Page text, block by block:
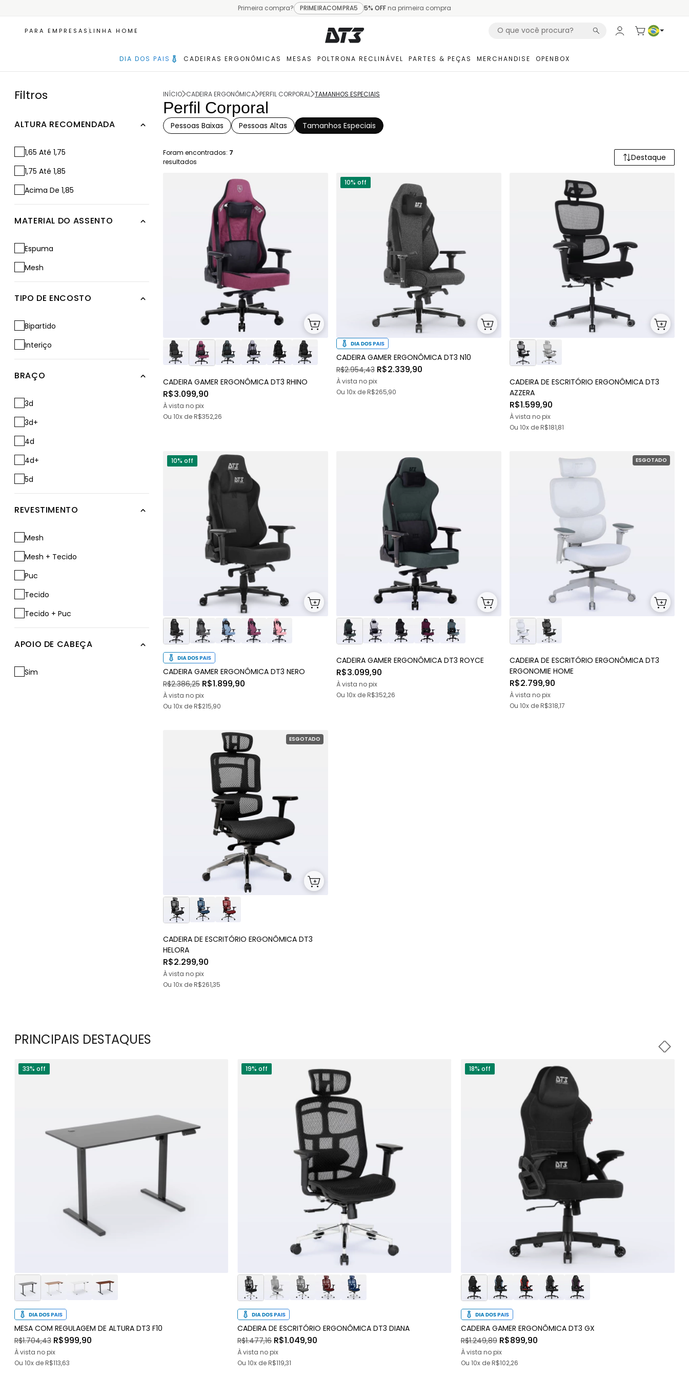
Primeira compra? PRIMEIRACOMPRA5 5% OFF na primeira compra
PARA EMPRESAS LINHA HOME
DIA DOS PAIS CADEIRAS ERGONÔMICAS MESAS POLTRONA RECLINÁVEL PARTES & PEÇAS MERCHANDISE OPENBOX
Filtros
ALTURA RECOMENDADA
1,65 Até 1,75
1,75 Até 1,85
Acima De 1,85
MATERIAL DO ASSENTO
Espuma
Mesh
TIPO DE ENCOSTO
Bipartido
Interiço
BRAÇO
3d
3d+
4d
4d+
5d
REVESTIMENTO
Mesh
Mesh + Tecido
Puc
Tecido
Tecido + Puc
APOIO DE CABEÇA
Sim
INÍCIO CADEIRA ERGONÔMICA PERFIL CORPORAL TAMANHOS ESPECIAIS
Perfil Corporal
Pessoas Baixas Pessoas Altas Tamanhos Especiais
Foram encontrados: 7
resultados
Ordenar
Destaque
CADEIRA GAMER ERGONÔMICA DT3 RHINO
R$3.099,90
À vista no pix
Ou 10x deR$352,26
CADEIRA GAMER ERGONÔMICA DT3 N10
R$2.954,43 R$2.339,90
10% off
À vista no pix
Ou 10x deR$265,90
CADEIRA DE ESCRITÓRIO ERGONÔMICA DT3
AZZERA
R$1.599,90
À vista no pix
Ou 10x deR$181,81
CADEIRA GAMER ERGONÔMICA DT3 NERO
R$2.386,25 R$1.899,90
10% off
À vista no pix
Ou 10x deR$215,90
CADEIRA GAMER ERGONÔMICA DT3 ROYCE
R$3.099,90
À vista no pix
Ou 10x deR$352,26
ESGOTADO
CADEIRA DE ESCRITÓRIO ERGONÔMICA DT3
ERGONOMIE HOME
R$2.799,90
À vista no pix
Ou 10x deR$318,17
ESGOTADO
CADEIRA DE ESCRITÓRIO ERGONÔMICA DT3
HELORA
R$2.299,90
À vista no pix
Ou 10x deR$261,35
PRINCIPAIS DESTAQUES
MESA COM REGULAGEM DE ALTURA DT3 F10
R$1.704,43 R$999,90
33% off
À vista no pix
Ou 10x deR$113,63
CADEIRA DE ESCRITÓRIO ERGONÔMICA DT3 DIANA
R$1.477,16R$1.049,90
19% off
À vista no pix
Ou10x deR$119,31
CADEIRA GAMER ERGONÔMICA DT3 GX
R$1.249,89R$899,90
18% off
À vista no pix
Ou 10xdeR$102,26